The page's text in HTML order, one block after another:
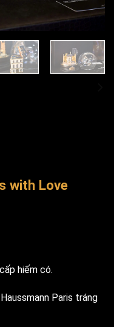
with Love
hiếm có.
Paris tráng